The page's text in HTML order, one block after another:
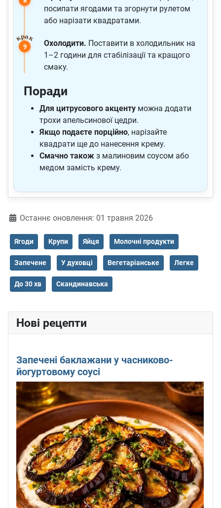
посипати ягодами та згорнути рулетом
або нарізати квадратами.
Охолодити. Поставити в холодильник на
1–2 години для стабілізації та кращого
смаку.
Поради
Для цитрусового акценту можна додати
трохи апельсинової цедри.
Якщо подаєте порційно, нарізайте
квадрати ще до нанесення крему.
Смачно також з малиновим соусом або
медом замість крему.
ДеталіОстаннє оновлення: 01 травня 2026
Ягоди Крупи Яйця Молочні продукти
Запечене У духовці Вегетаріанське Легке
До 30 хв Скандинавська
Нові рецепти
Запечені баклажани у часниково-
йогуртовому соусі